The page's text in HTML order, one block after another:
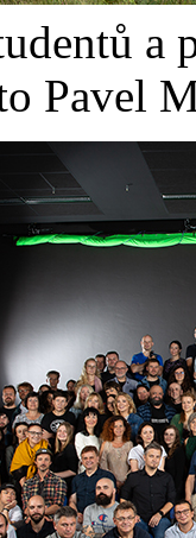
a
Pavel